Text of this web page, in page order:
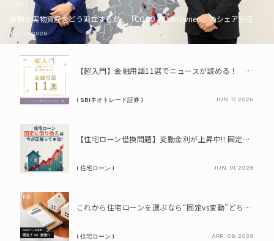
体験と実物資産をどう両立するか。「COCO VILLA Owners」のシェア別荘とい
JUL. 16, 2026
PR
【超入門】金融用語11選でニュースが読める！ 知識ゼロからの賢い資産の育て方
( SBIネオトレード証券 ) JUN. 17, 2026
【住宅ローン借換問題】変動金利が上昇中!! 固定に借り換えるなら今が正解って本当? シミュレーションで比較してみよう
( 住宅ローン ) JUN. 01, 2026
PR
これから住宅ローンを選ぶなら“固定vs変動”どちらが正解? 9割が利用したいと答えた「いま決めなくてもいい」ローンとは!?
( 住宅ローン ) APR. 09, 2026